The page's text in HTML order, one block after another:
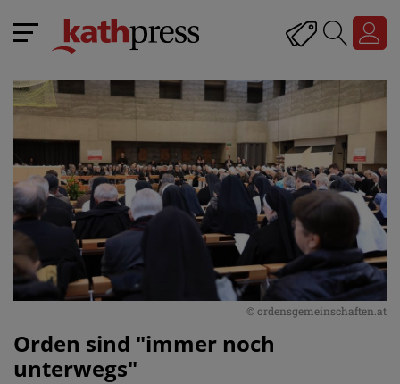
© ordensgemeinschaften.at
Orden sind "immer noch
unterwegs"